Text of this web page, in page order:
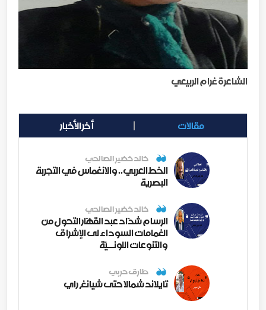
الشاعرة غرام الربيعي
مقالات أخر الأخبار
خالد خضير الصالحي
الخط العربي.. والانغماس في التجربة
البصرية
خالد خضير الصالحي
الرسام شدّاد عبد القهّار التحول من
الغمامات السوداء لى الإشراق
والتنوعات اللونــيّة
طارق حربي
تايلاند شمالا حتى شيانغ راي